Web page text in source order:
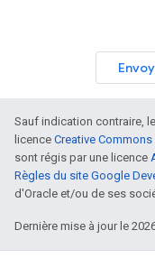
Sauf indication contraire,
licence Creative
sont régis par une licence
Règles du site Google
d'Oracle et/ou de ses
Dernière mise à jour le